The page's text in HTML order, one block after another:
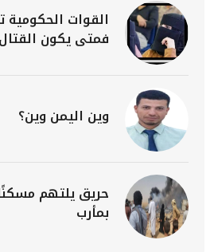
القوات الحكومية
فمتى يكون
وين اليمن وين؟
حريق يلتهم
بمأرب